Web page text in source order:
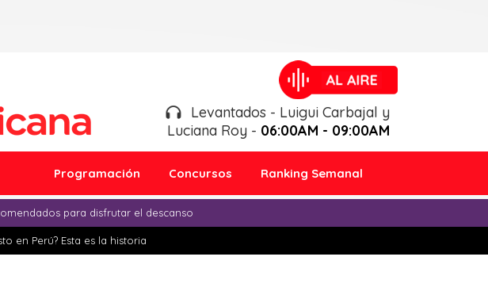
Levantados - Luigui Carbajal y
Luciana Roy - 06:00AM - 09:00AM
Programación Concursos Ranking Semanal
para disfrutar el descanso
en Perú? Esta es la historia